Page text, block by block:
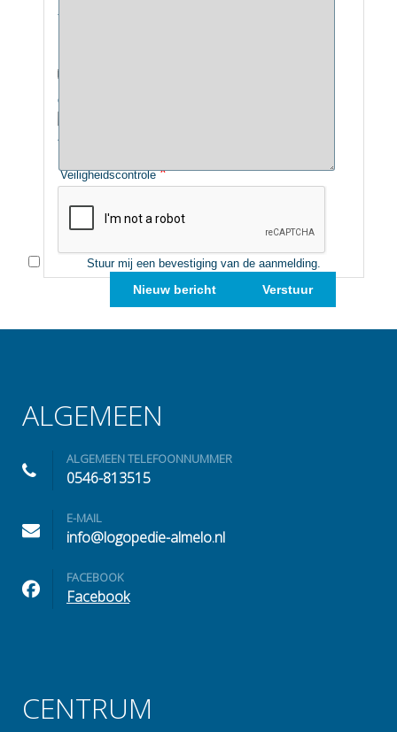
de privacyverklaring
AVG Logopedie Almelo
Veiligheidscontrole*
Stuur mij een bevestiging van de aanmelding.
ALGEMEEN
ALGEMEEN TELEFOONNUMMER
0546-813515
E-MAIL
info@logopedie-almelo.nl
FACEBOOK
Facebook
CENTRUM